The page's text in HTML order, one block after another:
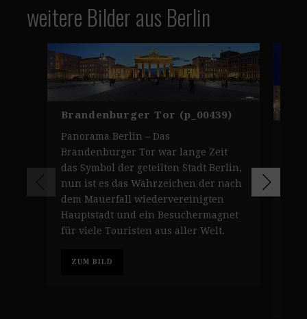
weitere Bilder aus Berlin
Brandenburger Tor (p_00439)
Panorama Berlin – Das
Brandenburger Tor war lange Zeit
das Symbol der geteilten Stadt Berlin,
nun ist es das Wahrzeichen der nach
dem Mauerfall wiedervereinigten
Hauptstadt und ein Besuchermagnet
für viele Touristen aus aller Welt.
ZUM BILD